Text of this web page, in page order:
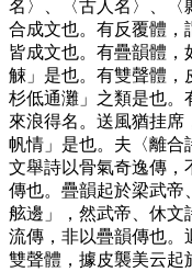
名〉、〈古人名〉、〈
合成文也。有反覆體，
皆成文也。有疊韻體
觫」是也。有雙聲體，
杉低通灘」之類是也。
來浪得名。送風猶挂席
帆情」是也。夫〈離合
文舉詩以骨氣奇逸傳，
傳也。疊韻起於梁武帝
舷邊」，然武帝、休文
流傳，非以疊韻傳也。
雙聲體，據皮襲美云起